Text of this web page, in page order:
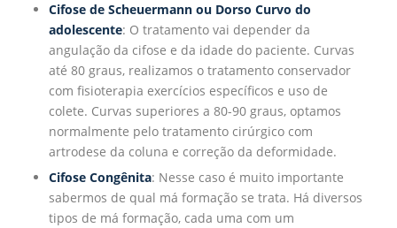
Cifose de Scheuermann ou Dorso Curvo do
adolescente: O tratamento vai depender da
angulação da cifose e da idade do paciente. Curvas
até 80 graus, realizamos o tratamento conservador
com fisioterapia exercícios específicos e uso de
colete. Curvas superiores a 80-90 graus, optamos
normalmente pelo tratamento cirúrgico com
artrodese da coluna e correção da deformidade.
Cifose Congênita: Nesse caso é muito importante
sabermos de qual má formação se trata. Há diversos
tipos de má formação, cada uma com um